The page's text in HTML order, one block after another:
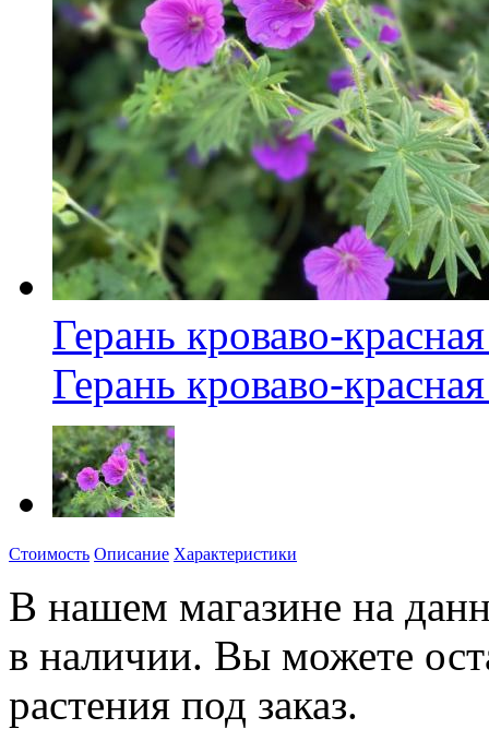
Герань кроваво-
Герань кроваво-
Стоимость Описание Характеристики
В нашем магазине на
в наличии. Вы можете
растения под заказ.